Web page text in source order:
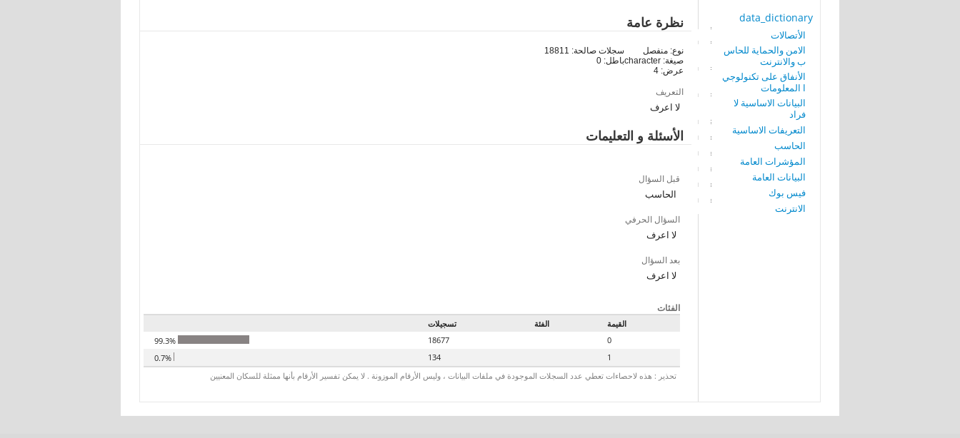
data_dictionary
الأتصالات
الامن والحماية للحاس
ب والانترنت
الأنفاق على تكنولوجي
ا المعلومات
البيانات الاساسية لا
فراد
التعريفات الاساسية
الحاسب
المؤشرات العامة
البيانات العامة
فيس بوك
الانترنت
نظرة عامة
نوع: منفصل
صيغة: character
عرض: 4
سجلات صالحة: 18811
باطل: 0
التعريف
لا اعرف
الأسئلة و التعليمات
قبل السؤال
الحاسب
السؤال الحرفي
لا اعرف
بعد السؤال
لا اعرف
الفئات
القيمة الفئة
تسجيلات
0
18677
1
134
تحذير : هذه لاحصاءات تعطي عدد السجلات الموجودة في ملفات البيانات ، وليس الأرقام الموزونة . لا يمكن تفسير الأرقام بأنها ممثلة للسكان المعنيين